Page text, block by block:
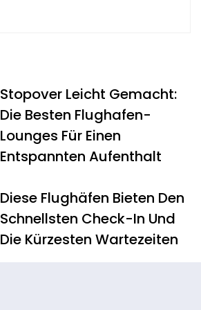
Stopover Leicht Gemacht:
Die Besten Flughafen-
Lounges Für Einen
Entspannten Aufenthalt
Diese Flughäfen Bieten Den
Schnellsten Check-In Und
Die Kürzesten Wartezeiten